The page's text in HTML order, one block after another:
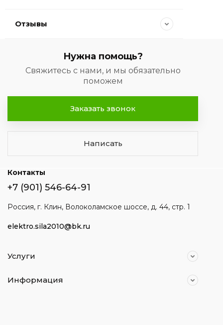
Отзывы
Нужна помощь?
Свяжитесь с нами, и мы обязательно
поможем
Заказать звонок
Написать
Контакты
+7 (901) 546-64-91
Россия, г. Клин, Волоколамское шоссе, д. 44, стр. 1
elektro.sila2010@bk.ru
Услуги
Информация